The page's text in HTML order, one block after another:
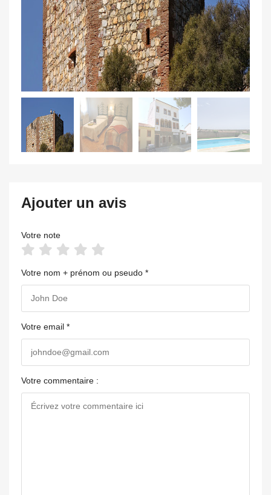
Ajouter un avis
Votre note
Votre nom + prénom ou pseudo *
Votre email *
Votre commentaire :